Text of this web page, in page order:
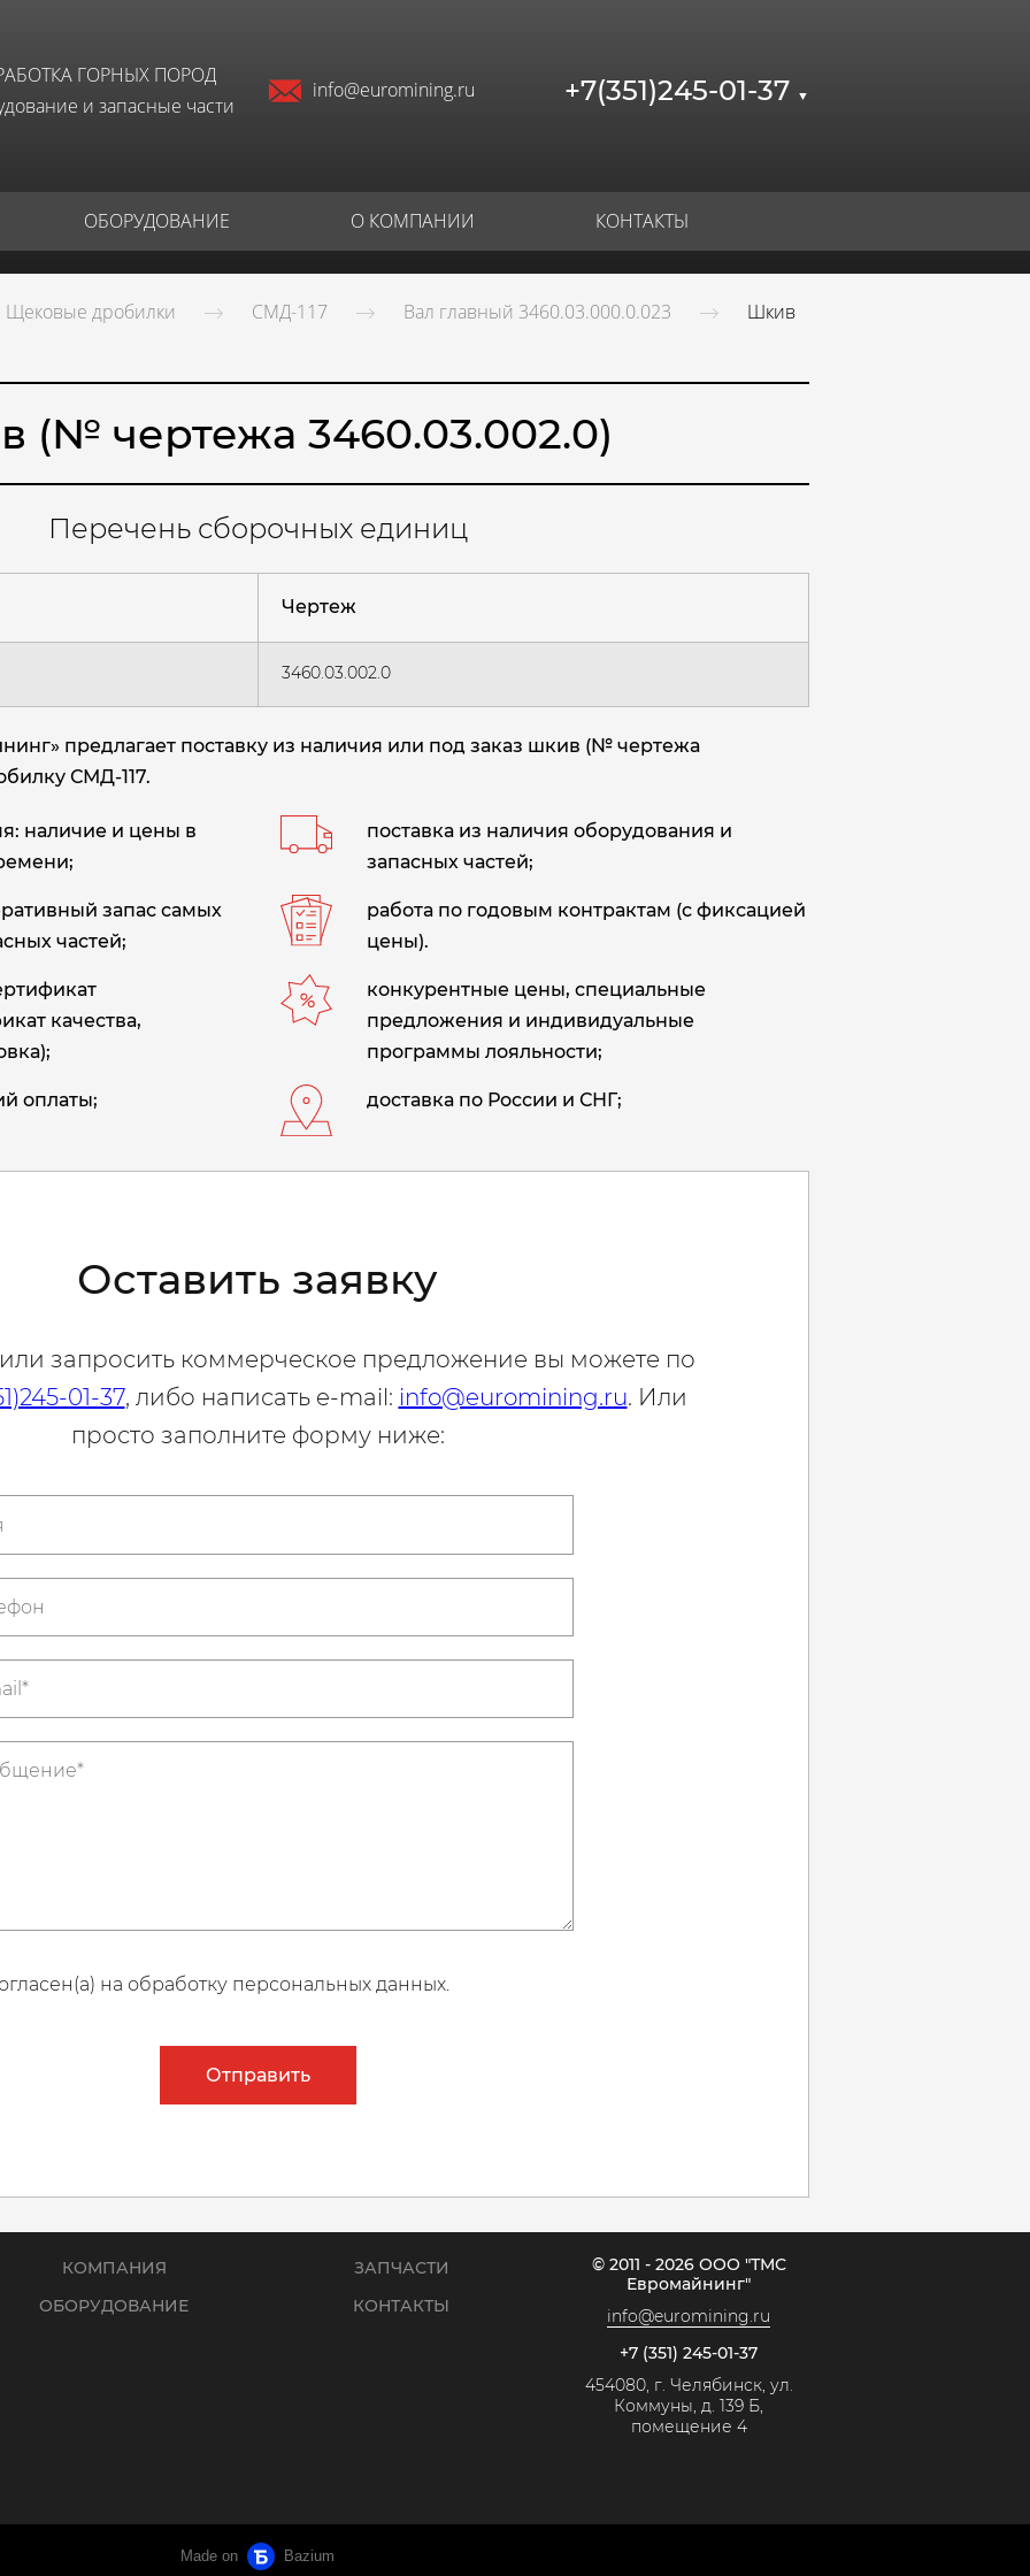
ГОРНЫХ ПОРОД
и запасные части
info@euromining.ru +7(351)245-01-37 ▼
ОБОРУДОВАНИЕ О КОМПАНИИ КОНТАКТЫ
Щековые дробилки СМД-117 Вал главный 3460.03.000.0.023 Шкив
(№ чертежа 3460.03.002.0)
Перечень сборочных единиц
Чертеж
3460.03.002.0
предлагает поставку из наличия или под заказ шкив (№ чертежа
СМД-117.
наличие и цены в
поставка из наличия оборудования и
запасных частей;
запас самых
частей;
работа по годовым контрактам (с фиксацией
цены).
качества,
конкурентные цены, специальные
предложения и индивидуальные
программы лояльности;
оплаты; доставка по России и СНГ;
Оставить заявку
запросить коммерческое предложение вы можете по
01-37, либо написать e-mail: info@euromining.ru. Или
просто заполните форму ниже:
на обработку персональных данных.
Отправить
КОМПАНИЯ
ОБОРУДОВАНИЕ
ЗАПЧАСТИ
КОНТАКТЫ
© 2011 - 2026 ООО "ТМС
Евромайнинг"
info@euromining.ru
+7 (351) 245-01-37
454080, г. Челябинск, ул.
Коммуны, д. 139 Б,
помещение 4
Made on Bazium